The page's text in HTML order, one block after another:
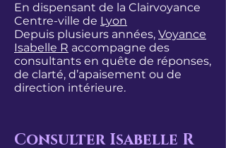
En dispensant de la Clairvoyance
Centre-ville de Lyon
Depuis plusieurs années, Voyance
Isabelle R accompagne des
consultants en quête de réponses,
de clarté, d’apaisement ou de
direction intérieure.
Consulter Isabelle R